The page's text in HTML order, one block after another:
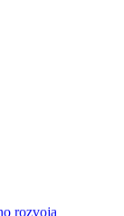
rozvoja